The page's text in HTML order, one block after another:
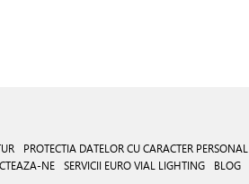
PROTECTIA DATELOR CU CARACTER PERSONAL
NE SERVICII EURO VIAL LIGHTING BLOG